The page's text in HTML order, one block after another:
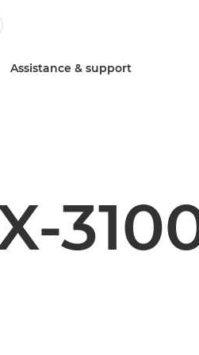
Assistance & support